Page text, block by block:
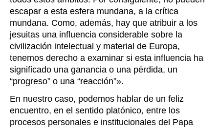
escapar a esta esfera mundana, a la crítica
mundana. Como, además, hay que atribuir a los
jesuitas una influencia considerable sobre la
civilización intelectual y material de Europa,
tenemos derecho a examinar si esta influencia ha
significado una ganancia o una pérdida, un
“progreso” o una “reacción”».
En nuestro caso, podemos hablar de un feliz
encuentro, en el sentido platónico, entre los
procesos personales e institucionales del Papa